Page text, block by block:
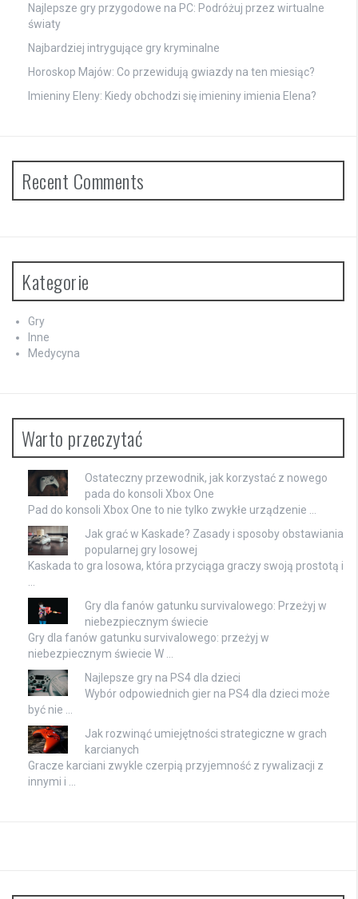
Najlepsze gry przygodowe na PC: Podróżuj przez wirtualne
światy
Najbardziej intrygujące gry kryminalne
Horoskop Majów: Co przewidują gwiazdy na ten miesiąc?
Imieniny Eleny: Kiedy obchodzi się imieniny imienia Elena?
Recent Comments
Kategorie
Gry
Inne
Medycyna
Warto przeczytać
Ostateczny przewodnik, jak korzystać z nowego
pada do konsoli Xbox One
Pad do konsoli Xbox One to nie tylko zwykłe urządzenie …
Jak grać w Kaskade? Zasady i sposoby obstawiania
popularnej gry losowej
Kaskada to gra losowa, która przyciąga graczy swoją prostotą i
Gry dla fanów gatunku survivalowego: Przeżyj w
niebezpiecznym świecie
Gry dla fanów gatunku survivalowego: przeżyj w
niebezpiecznym świecie W …
Najlepsze gry na PS4 dla dzieci
Wybór odpowiednich gier na PS4 dla dzieci może
być nie …
Jak rozwinąć umiejętności strategiczne w grach
karcianych
Gracze karciani zwykle czerpią przyjemność z rywalizacji z
innymi i …